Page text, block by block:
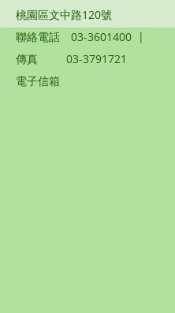
桃園區文中路120號
聯絡電話
03-3601400 |
傳真
03-3791721
電子信箱